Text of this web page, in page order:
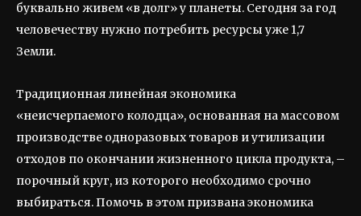
буквально живем «в долг» у планеты. Сегодня за год
человечеству нужно потребить ресурсы уже 1,7
Земли.
Традиционная линейная экономика
«неисчерпаемого колодца», основанная на массовом
производстве одноразовых товаров и утилизации
отходов по окончании жизненного цикла продукта, –
порочный круг, из которого необходимо срочно
выбираться. Помочь в этом призвана экономика